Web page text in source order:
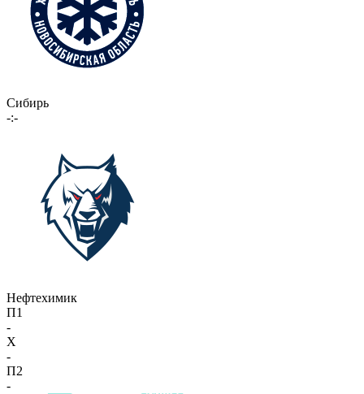
Сибирь
-:-
Нефтехимик
П1
-
X
-
П2
-